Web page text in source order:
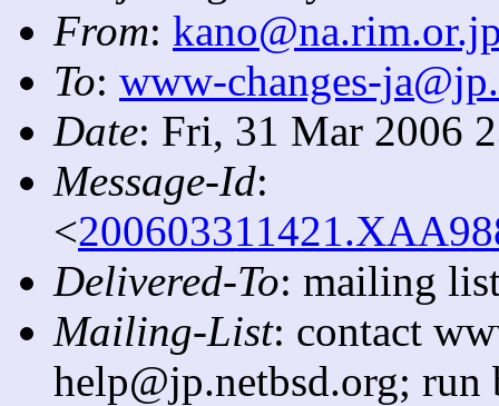
From:
To: www-changes-
Date: Fri, 31 Mar 2006
Message-Id:
<
Delivered-To: mailing
Mailing-List: contact
help@jp.netbsd.org;